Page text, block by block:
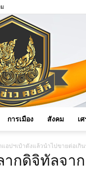
การเมือง สังคม เ
อปฯเป๋าตังแล้วนำไปขายต่อเกิน
กดิจิทัลจา